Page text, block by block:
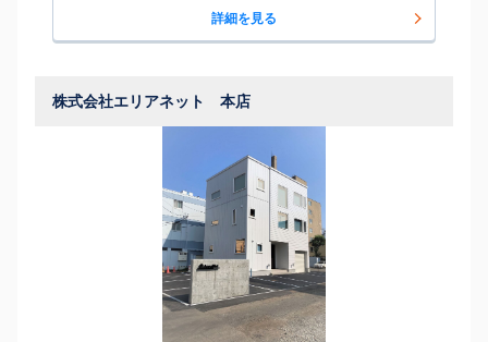
詳細を見る
株式会社エリアネット 本店